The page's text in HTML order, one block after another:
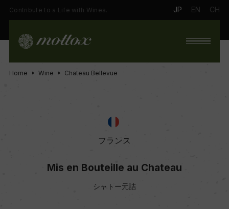
Contribute to a Life with Wines. JP EN CH
Home Wine Chateau Bellevue
フランス
Mis en Bouteille au Chateau
シャトー元詰